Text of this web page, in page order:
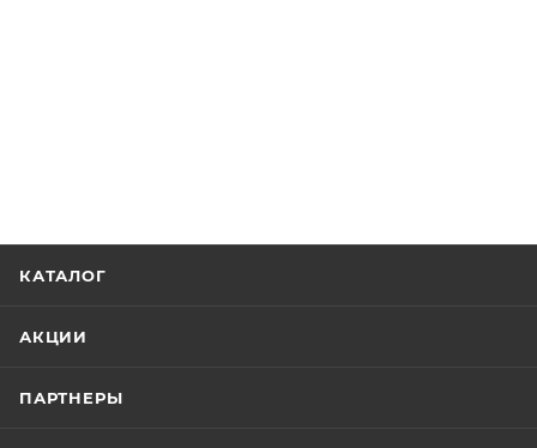
КАТАЛОГ
АКЦИИ
ПАРТНЕРЫ